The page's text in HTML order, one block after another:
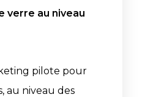
verre au niveau
pilote pour
au niveau des